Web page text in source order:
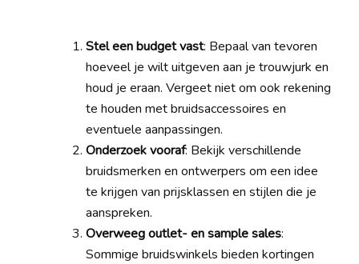
Stel een budget vast: Bepaal van tevoren
hoeveel je wilt uitgeven aan je trouwjurk en
houd je eraan. Vergeet niet om ook rekening
te houden met bruidsaccessoires en
eventuele aanpassingen.
Onderzoek vooraf: Bekijk verschillende
bruidsmerken en ontwerpers om een idee
te krijgen van prijsklassen en stijlen die je
aanspreken.
Overweeg outlet- en sample sales:
Sommige bruidswinkels bieden kortingen